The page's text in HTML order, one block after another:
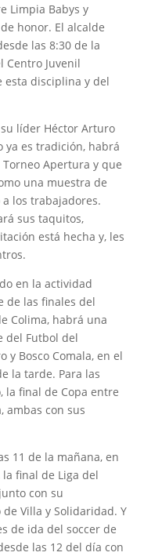
Limpia Babys y
honor. El alcalde
las 8:30 de la
Centro Juvenil
esta disciplina y del
líder Héctor Arturo
ya es tradición, habrá
Apertura y que
una muestra de
los trabajadores.
sus taquitos,
está hecha y, les
en la actividad
de las finales del
Colima, habrá una
del Futbol del
y Bosco Comala, en el
la tarde. Para las
la final de Copa entre
ambas con sus
11 de la mañana, en
la final de Liga del
con su
Villa y Solidaridad. Y
de ida del soccer de
las 12 del día con